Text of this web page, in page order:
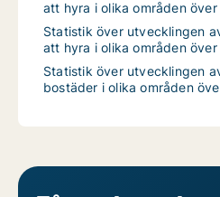
att hyra i olika områden över
Statistik över utvecklingen
att hyra i olika områden över
Statistik över utvecklingen
bostäder i olika områden